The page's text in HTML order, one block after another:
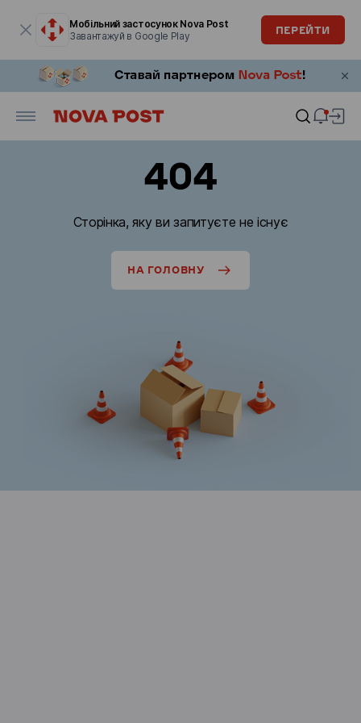
Мобільний застосунок Nova Post
Завантажуй в Google Play
ПЕРЕЙТИ
404
Сторінка, яку ви запитуєте не існує
НА ГОЛОВНУ